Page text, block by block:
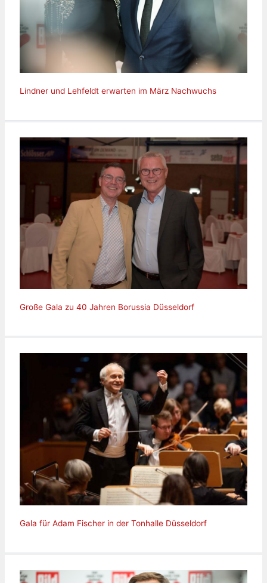
Lindner und Lehfeldt erwarten im März Nachwuchs
Große Gala zu 40 Jahren Borussia Düsseldorf
Gala für Adam Fischer in der Tonhalle Düsseldorf